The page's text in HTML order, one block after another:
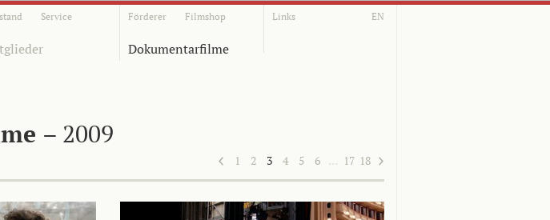
Service Förderer Filmshop Links EN
Dokumentarfilme
– 2009
1 2 3 4 5 6 … 17 18